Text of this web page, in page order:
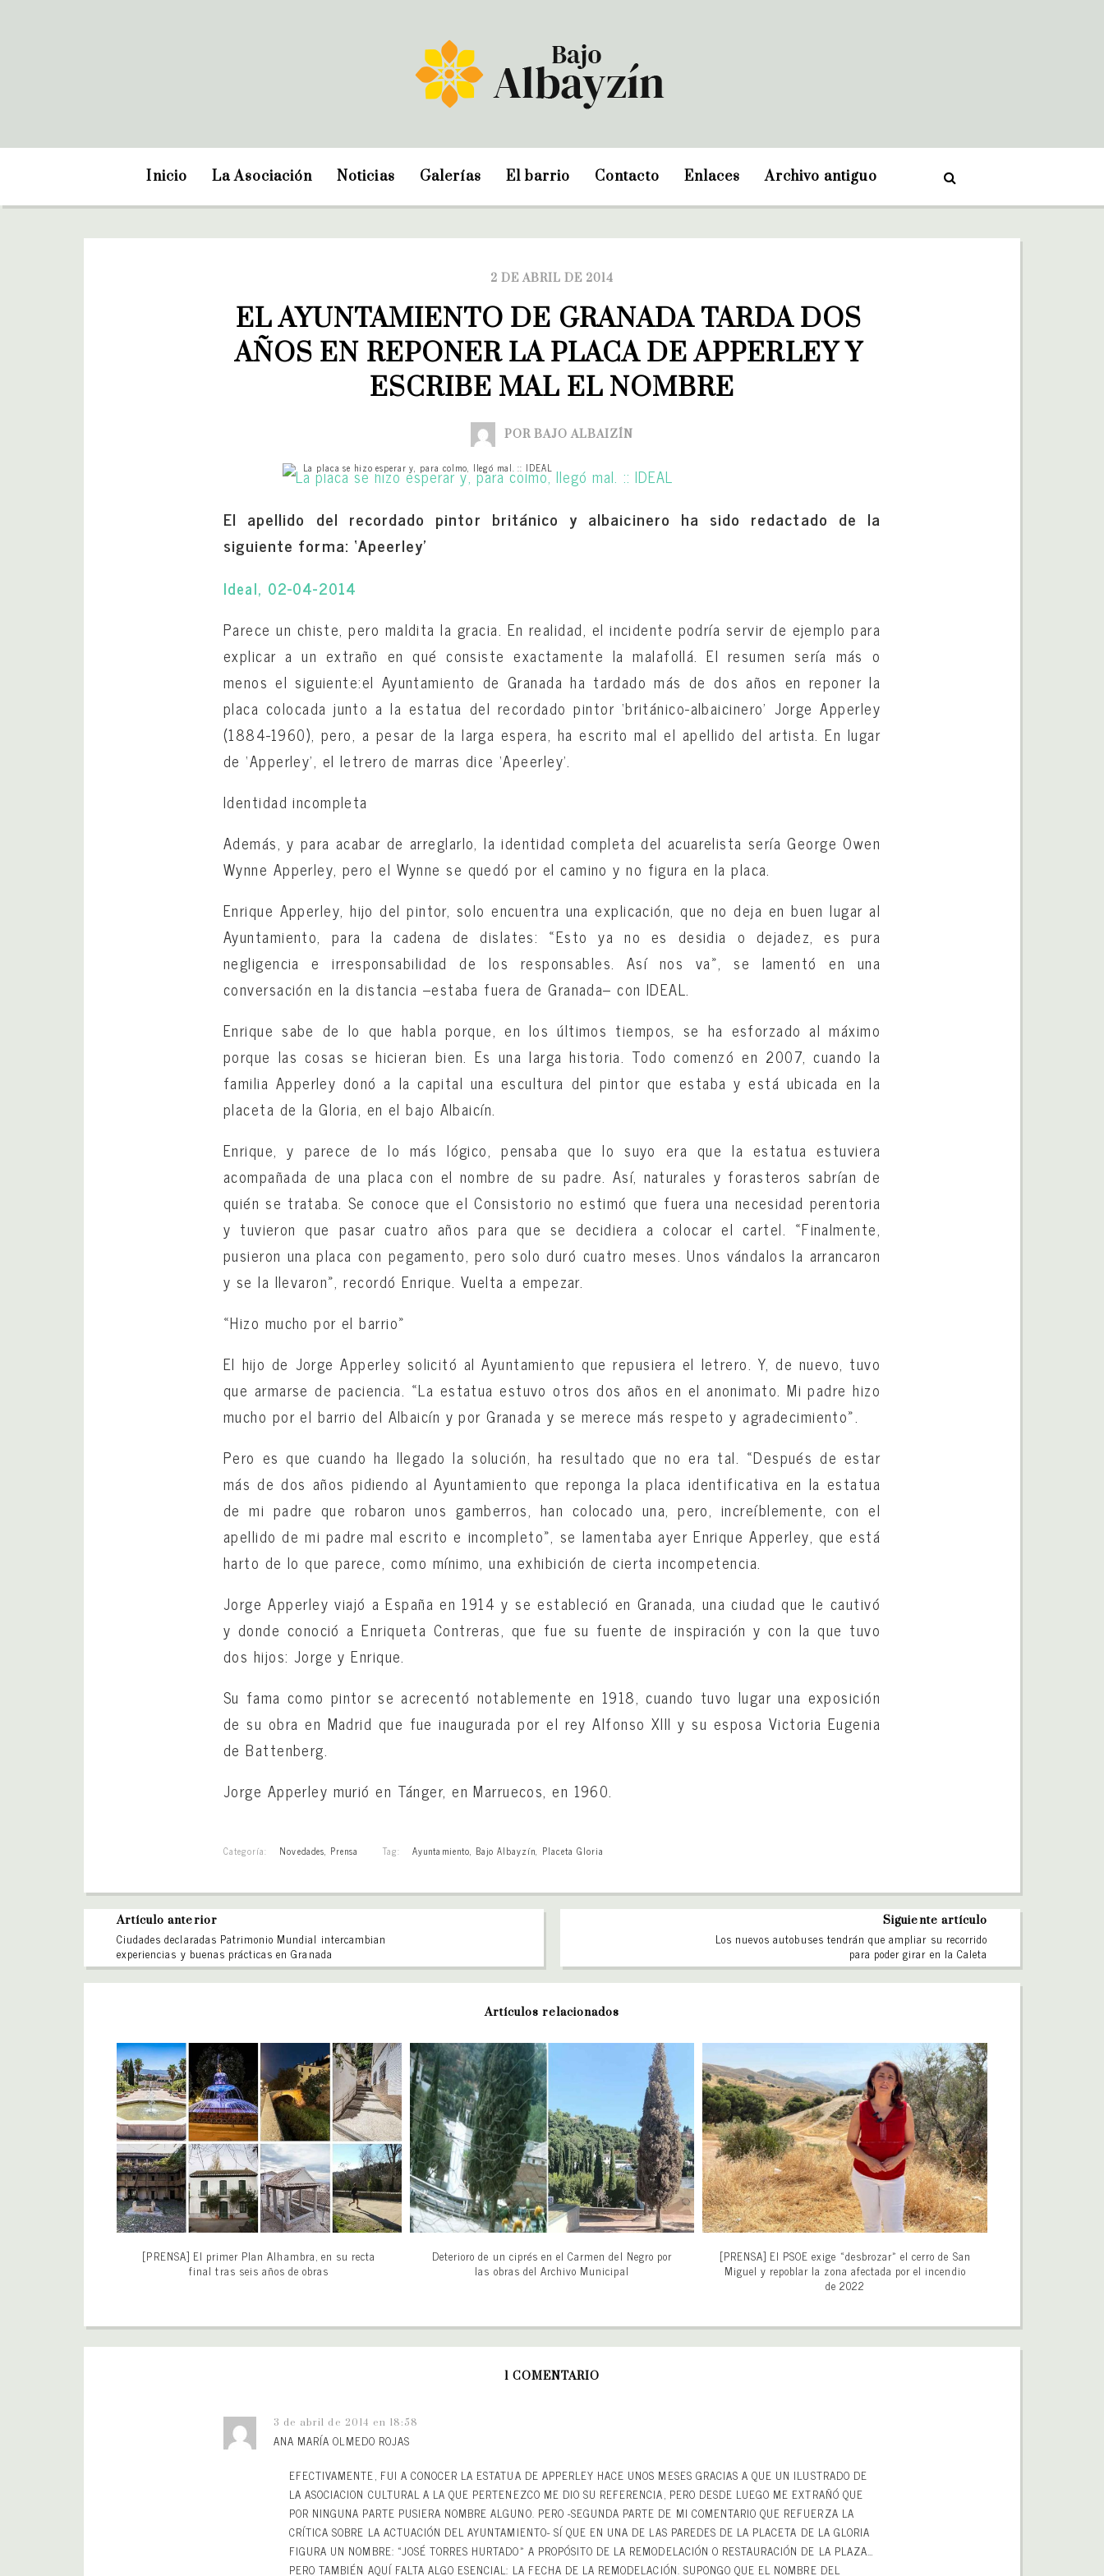
Inicio La Asociación Noticias Galerías El barrio Contacto Enlaces Archivo antiguo
2 DE ABRIL DE 2014
EL AYUNTAMIENTO DE GRANADA TARDA DOS
AÑOS EN REPONER LA PLACA DE APPERLEY Y
ESCRIBE MAL EL NOMBRE
POR BAJO ALBAIZÍN
La placa se hizo esperar y, para colmo, llegó mal. :: IDEAL
El apellido del recordado pintor británico y albaicinero ha sido redactado de la
siguiente forma: ‘Apeerley’
Ideal, 02-04-2014
Parece un chiste, pero maldita la gracia. En realidad, el incidente podría servir de ejemplo para
explicar a un extraño en qué consiste exactamente la malafollá. El resumen sería más o
menos el siguiente:el Ayuntamiento de Granada ha tardado más de dos años en reponer la
placa colocada junto a la estatua del recordado pintor ‘británico-albaicinero’ Jorge Apperley
(1884-1960), pero, a pesar de la larga espera, ha escrito mal el apellido del artista. En lugar
de ‘Apperley’, el letrero de marras dice ‘Apeerley’.
Identidad incompleta
Además, y para acabar de arreglarlo, la identidad completa del acuarelista sería George Owen
Wynne Apperley, pero el Wynne se quedó por el camino y no figura en la placa.
Enrique Apperley, hijo del pintor, solo encuentra una explicación, que no deja en buen lugar al
Ayuntamiento, para la cadena de dislates: «Esto ya no es desidia o dejadez, es pura
negligencia e irresponsabilidad de los responsables. Así nos va», se lamentó en una
conversación en la distancia –estaba fuera de Granada– con IDEAL.
Enrique sabe de lo que habla porque, en los últimos tiempos, se ha esforzado al máximo
porque las cosas se hicieran bien. Es una larga historia. Todo comenzó en 2007, cuando la
familia Apperley donó a la capital una escultura del pintor que estaba y está ubicada en la
placeta de la Gloria, en el bajo Albaicín.
Enrique, y parece de lo más lógico, pensaba que lo suyo era que la estatua estuviera
acompañada de una placa con el nombre de su padre. Así, naturales y forasteros sabrían de
quién se trataba. Se conoce que el Consistorio no estimó que fuera una necesidad perentoria
y tuvieron que pasar cuatro años para que se decidiera a colocar el cartel. «Finalmente,
pusieron una placa con pegamento, pero solo duró cuatro meses. Unos vándalos la arrancaron
y se la llevaron», recordó Enrique. Vuelta a empezar.
«Hizo mucho por el barrio»
El hijo de Jorge Apperley solicitó al Ayuntamiento que repusiera el letrero. Y, de nuevo, tuvo
que armarse de paciencia. «La estatua estuvo otros dos años en el anonimato. Mi padre hizo
mucho por el barrio del Albaicín y por Granada y se merece más respeto y agradecimiento».
Pero es que cuando ha llegado la solución, ha resultado que no era tal. «Después de estar
más de dos años pidiendo al Ayuntamiento que reponga la placa identificativa en la estatua
de mi padre que robaron unos gamberros, han colocado una, pero, increíblemente, con el
apellido de mi padre mal escrito e incompleto», se lamentaba ayer Enrique Apperley, que está
harto de lo que parece, como mínimo, una exhibición de cierta incompetencia.
Jorge Apperley viajó a España en 1914 y se estableció en Granada, una ciudad que le cautivó
y donde conoció a Enriqueta Contreras, que fue su fuente de inspiración y con la que tuvo
dos hijos: Jorge y Enrique.
Su fama como pintor se acrecentó notablemente en 1918, cuando tuvo lugar una exposición
de su obra en Madrid que fue inaugurada por el rey Alfonso XIII y su esposa Victoria Eugenia
de Battenberg.
Jorge Apperley murió en Tánger, en Marruecos, en 1960.
Categoría: Novedades Prensa Tag: Ayuntamiento Bajo Albayzín Placeta Gloria
Artículo anterior
Ciudades declaradas Patrimonio Mundial intercambian
experiencias y buenas prácticas en Granada
Siguiente artículo
Los nuevos autobuses tendrán que ampliar su recorrido
para poder girar en la Caleta
Artículos relacionados
[PRENSA] El primer Plan Alhambra, en su recta
final tras seis años de obras
Deterioro de un ciprés en el Carmen del Negro por
las obras del Archivo Municipal
[PRENSA] El PSOE exige «desbrozar» el cerro de San
Miguel y repoblar la zona afectada por el incendio
de 2022
1 COMENTARIO
3 de abril de 2014 en 18:58
ANA MARÍA OLMEDO ROJAS
EFECTIVAMENTE, FUI A CONOCER LA ESTATUA DE APPERLEY HACE UNOS MESES GRACIAS A QUE UN ILUSTRADO DE
LA ASOCIACION CULTURAL A LA QUE PERTENEZCO ME DIO SU REFERENCIA, PERO DESDE LUEGO ME EXTRAÑÓ QUE
POR NINGUNA PARTE PUSIERA NOMBRE ALGUNO. PERO -SEGUNDA PARTE DE MI COMENTARIO QUE REFUERZA LA
CRÍTICA SOBRE LA ACTUACIÓN DEL AYUNTAMIENTO- SÍ QUE EN UNA DE LAS PAREDES DE LA PLACETA DE LA GLORIA
FIGURA UN NOMBRE: «JOSÉ TORRES HURTADO» A PROPÓSITO DE LA REMODELACIÓN O RESTAURACIÓN DE LA PLAZA…
PERO TAMBIÉN AQUÍ FALTA ALGO ESENCIAL: LA FECHA DE LA REMODELACIÓN. SUPONGO QUE EL NOMBRE DEL